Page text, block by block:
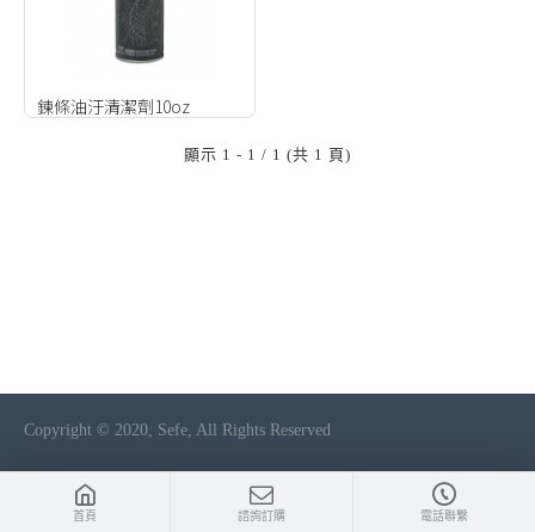
鍊條油汙清潔劑10oz
顯示 1 - 1 / 1 (共 1 頁)
Copyright © 2020, Sefe, All Rights Reserved
首頁 諮詢訂購 電話聯繫